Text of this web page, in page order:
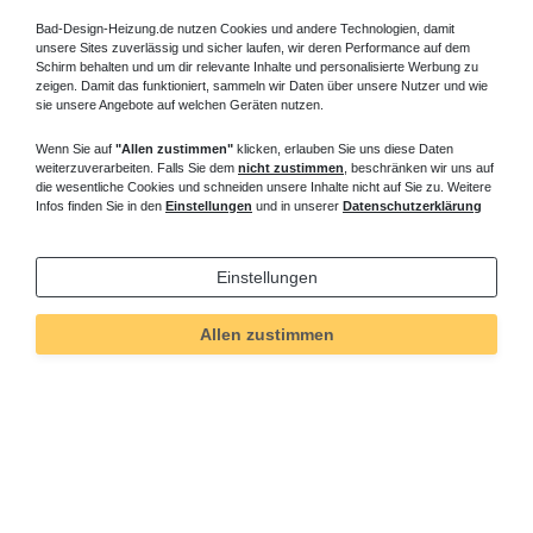
Bad-Design-Heizung.de nutzen Cookies und andere Technologien, damit
unsere Sites zuverlässig und sicher laufen, wir deren Performance auf dem
Schirm behalten und um dir relevante Inhalte und personalisierte Werbung zu
zeigen. Damit das funktioniert, sammeln wir Daten über unsere Nutzer und wie
sie unsere Angebote auf welchen Geräten nutzen.
Wenn Sie auf "Allen zustimmen" klicken, erlauben Sie uns diese Daten
weiterzuverarbeiten. Falls Sie dem nicht zustimmen , beschränken wir uns auf
die wesentliche Cookies und schneiden unsere Inhalte nicht auf Sie zu. Weitere
Infos finden Sie in den Einstellungen und in unserer Datenschutzerklärung
Einstellungen
Allen zustimmen